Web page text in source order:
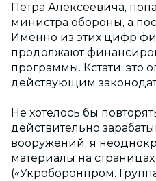
Петра Алексеевича,
министра обороны, а
Именно из этих цифр
продолжают
программы. Кстати, это
действующим
Не хотелось бы
действительно
вооружений, я
материалы на
(«Укроборонпром. Группа